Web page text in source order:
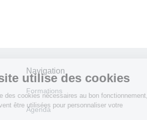
Navigation
Formations
Agenda